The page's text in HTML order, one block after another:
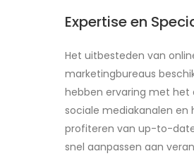
Expertise en
Het uitbesteden van
marketingbureaus
hebben ervaring met het
sociale mediakanalen en
profiteren van up-to-date
snel aanpassen aan